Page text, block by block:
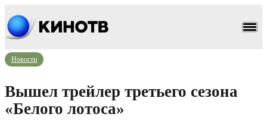
Новости
Вышел трейлер третьего сезона
«Белого лотоса»